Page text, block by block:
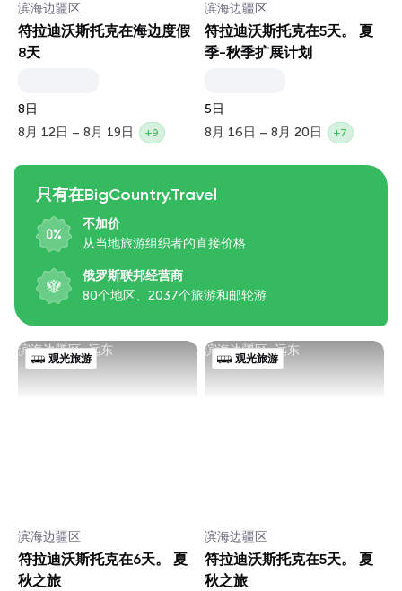
滨海边疆区
符拉迪沃斯托克在海边度假
8天
8日
8月 12日 – 8月 19日
+9
滨海边疆区
符拉迪沃斯托克在5天。 夏
季-秋季扩展计划
5日
8月 16日 – 8月 20日
+7
只有在BigCountry.Travel
不加价
从当地旅游组织者的直接价格
俄罗斯联邦经营商
80个地区、2037个旅游和邮轮游
观光旅游
滨海边疆区, 远东
滨海边疆区
符拉迪沃斯托克在6天。 夏
秋之旅
观光旅游
滨海边疆区, 远东
滨海边疆区
符拉迪沃斯托克在5天。 夏
秋之旅